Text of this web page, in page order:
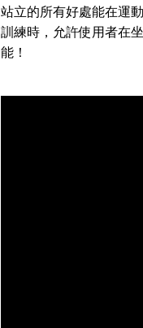
站立的所有好處能在運
訓練時，允許使用者在
能！